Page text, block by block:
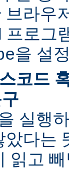
브라우
프로그
을 설
코드
실행
았다는
읽고